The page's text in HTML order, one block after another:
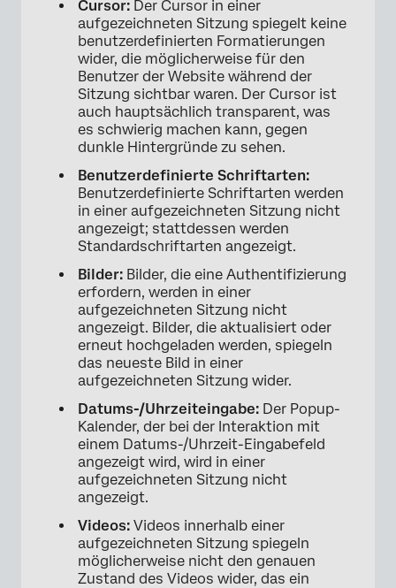
Cursor: Der Cursor in einer
aufgezeichneten Sitzung spiegelt keine
benutzerdefinierten Formatierungen
wider, die möglicherweise für den
Benutzer der Website während der
Sitzung sichtbar waren. Der Cursor ist
auch hauptsächlich transparent, was
es schwierig machen kann, gegen
dunkle Hintergründe zu sehen.
Benutzerdefinierte Schriftarten:
Benutzerdefinierte Schriftarten werden
in einer aufgezeichneten Sitzung nicht
angezeigt; stattdessen werden
Standardschriftarten angezeigt.
Bilder: Bilder, die eine Authentifizierung
erfordern, werden in einer
aufgezeichneten Sitzung nicht
angezeigt. Bilder, die aktualisiert oder
erneut hochgeladen werden, spiegeln
das neueste Bild in einer
aufgezeichneten Sitzung wider.
Datums-/Uhrzeiteingabe: Der Popup-
Kalender, der bei der Interaktion mit
einem Datums-/Uhrzeit-Eingabefeld
angezeigt wird, wird in einer
aufgezeichneten Sitzung nicht
angezeigt.
Videos: Videos innerhalb einer
aufgezeichneten Sitzung spiegeln
möglicherweise nicht den genauen
Zustand des Videos wider, das ein